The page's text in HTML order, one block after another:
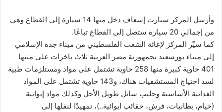
وأرسل المركز سيارت إسعاف دخل منها 14 سيارة إلى القطاع وهي
من إجمالي 20 سيارة ستصل إلى القطاع تباعًا.
كما سيّر المركز لإغاثة الشعب الفلسطيني من ميناء جدة الإسلامي
إلى ميناء بورسعيد بجمهورية مصر العربية ثلاث باخرات على متنها
401 حاوية كبيرة منها 258 حاوية تشتمل على مواد ومستلزمات طبية
لسد احتياج المستشفيات هناك، و143 حاوية تشتمل على المواد
الغذائية الأساسية وحليب سائل طويل الأجل وكذلك مواد إيوائية
(خيام، بطانيات، فرش، حقائب ايوائية..)، تمهيدًا لنقلها إلى